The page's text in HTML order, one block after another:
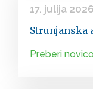
17. julija 2026
Strunjanska
Preberi novico